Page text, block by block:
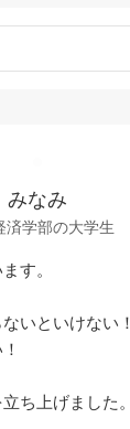
みなみ
済学部の大学生
す。
いといけない！
ち上げました。